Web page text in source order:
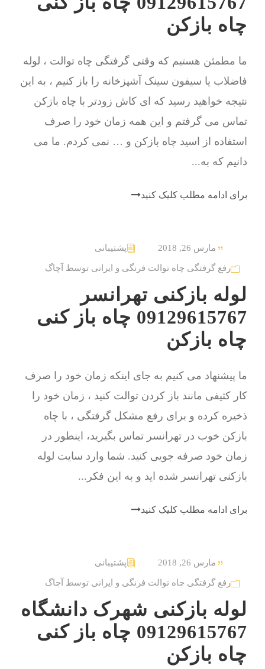
چاه بازکن
ما مطمئن هستیم که وقتی گرفتگی چاه توالت ، لوله
فاضلاب یا سیفون سینک آشپزخانه را باز کنیم ، به این
نتیجه خواهید رسید که ای کاش زودتر با چاه بازکن
تماس می گرفتم و این همه زمان خود را صرف
استفاده از اسید چاه بازکن و … نمی کردم. ما می
دانیم که به...
برای ادامه مطلب کلیک کنید
مارس 26, 2018 پشتیبانی
رفع گرفتگی چاه توالت فرنگی و ایرانی توسط آچاگ
لوله بازکنی تهرانسر
09129615767 چاه باز کنی
چاه بازکن
ما پیشنهاد می کنیم به جای اینکه زمان خود را صرف
کار کثیفی مانند باز کردن توالت کنید ، زمان خود را
ذخیره کرده و برای رفع مشکل گرفتگی ، با چاه
بازکن خوب در تهرانسر تماس بگیرید، اینطور در
زمان خود صرفه جویی کنید. شما وارد سایت لوله
بازکنی تهرانسر شده اید و به این فکر...
برای ادامه مطلب کلیک کنید
مارس 26, 2018 پشتیبانی
رفع گرفتگی چاه توالت فرنگی و ایرانی توسط آچاگ
لوله بازکنی شهرک دانشگاه
09129615767 چاه باز کنی
چاه بازکن